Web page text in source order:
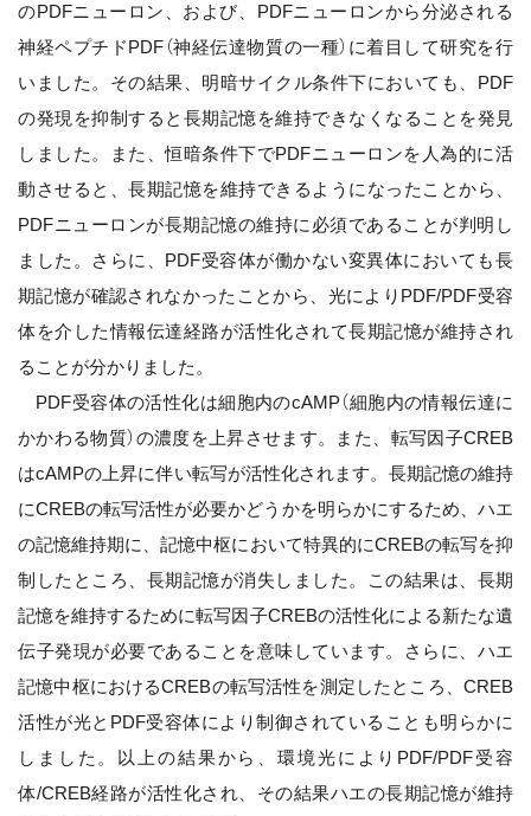
のPDFニューロン、および、PDFニューロンから分泌される
神経ペプチドPDF（神経伝達物質の一種）に着目して研究を行
いました。その結果、明暗サイクル条件下においても、PDF
の発現を抑制すると長期記憶を維持できなくなることを発見
しました。また、恒暗条件下でPDFニューロンを人為的に活
動させると、長期記憶を維持できるようになったことから、
PDFニューロンが長期記憶の維持に必須であることが判明し
ました。さらに、PDF受容体が働かない変異体においても長
期記憶が確認されなかったことから、光によりPDF/PDF受容
体を介した情報伝達経路が活性化されて長期記憶が維持され
ることが分かりました。
PDF受容体の活性化は細胞内のcAMP（細胞内の情報伝達に
かかわる物質）の濃度を上昇させます。また、転写因子CREB
はcAMPの上昇に伴い転写が活性化されます。長期記憶の維持
にCREBの転写活性が必要かどうかを明らかにするため、ハエ
の記憶維持期に、記憶中枢において特異的にCREBの転写を抑
制したところ、長期記憶が消失しました。この結果は、長期
記憶を維持するために転写因子CREBの活性化による新たな遺
伝子発現が必要であることを意味しています。さらに、ハエ
記憶中枢におけるCREBの転写活性を測定したところ、CREB
活性が光とPDF受容体により制御されていることも明らかに
しました。以上の結果から、環境光によりPDF/PDF受容
体/CREB経路が活性化され、その結果ハエの長期記憶が維持